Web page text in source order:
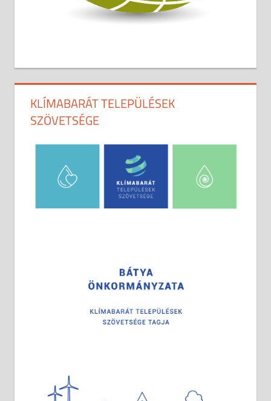
KLÍMABARÁT TELEPÜLÉSEK
SZÖVETSÉGE